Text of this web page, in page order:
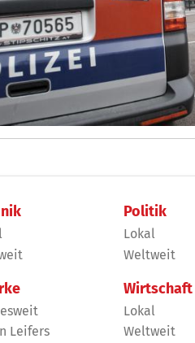
Leifers
Politik
Lokal
Weltweit
Wirtschaft
Lokal
Weltweit